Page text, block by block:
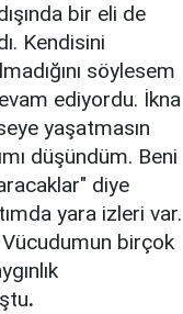
bir eli de
Kendisini
söylesem
ediyordu. İkna
yaşatmasın
düşündüm. Beni
diye
yara izleri var.
birçok
.